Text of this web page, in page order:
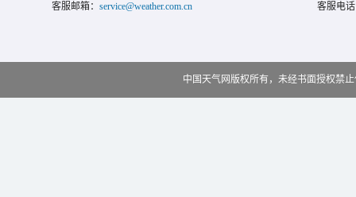
客服邮箱： service@weather.com.cn 客服电
中国天气网版权所有，未经书面授权